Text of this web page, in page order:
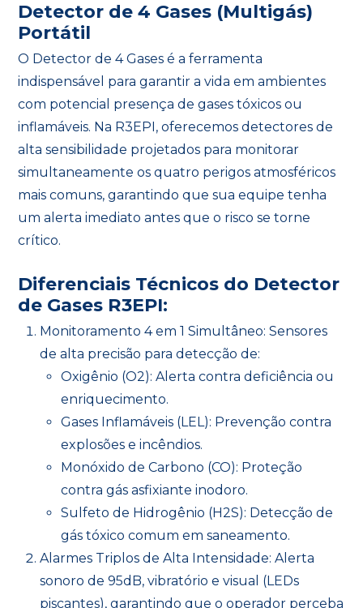
Detector de 4 Gases (Multigás)
Portátil
O Detector de 4 Gases é a ferramenta
indispensável para garantir a vida em ambientes
com potencial presença de gases tóxicos ou
inflamáveis. Na R3EPI, oferecemos detectores de
alta sensibilidade projetados para monitorar
simultaneamente os quatro perigos atmosféricos
mais comuns, garantindo que sua equipe tenha
um alerta imediato antes que o risco se torne
crítico.
Diferenciais Técnicos do Detector
de Gases R3EPI:
Monitoramento 4 em 1 Simultâneo: Sensores
de alta precisão para detecção de:
Oxigênio (O2): Alerta contra deficiência ou
enriquecimento.
Gases Inflamáveis (LEL): Prevenção contra
explosões e incêndios.
Monóxido de Carbono (CO): Proteção
contra gás asfixiante inodoro.
Sulfeto de Hidrogênio (H2S): Detecção de
gás tóxico comum em saneamento.
Alarmes Triplos de Alta Intensidade: Alerta
sonoro de 95dB, vibratório e visual (LEDs
piscantes), garantindo que o operador perceba